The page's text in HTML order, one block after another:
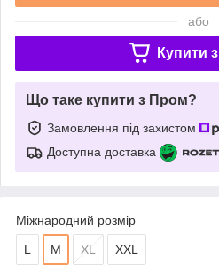
або
Купити з
Що таке купити з Пром?
Замовлення під захистом
Доступна доставка
Міжнародний розмір
L M XL XXL